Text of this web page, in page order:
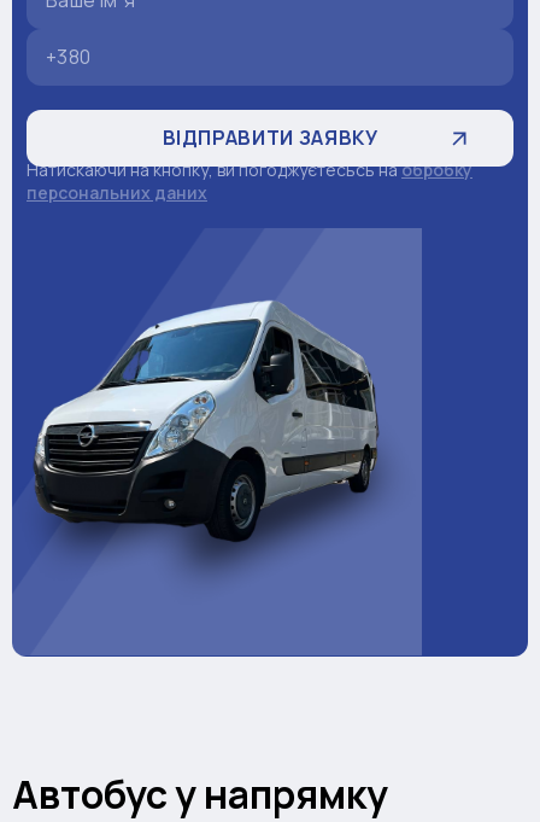
Натискаючи на кнопку, ви погоджуєтесьсь наобробку
персональних даних
Автобус у напрямку